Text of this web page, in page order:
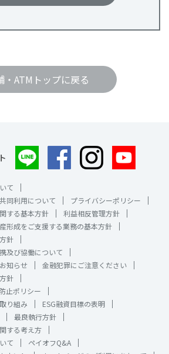
・ATMトップに戻る
て
同利用について
プライバシーポリシー
する基本方針
利益相反管理方針
形成をご支援する業務の基本方針
針
及び協働について
知らせ
金融犯罪にご注意ください
針
止ポリシー
り組み
ESG融資目標の表明
最良執行方針
する考え方
て
ペイオフQ&A